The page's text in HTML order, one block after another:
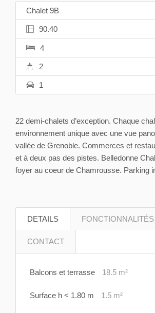
Chalet 9B
90.40
4
2
1
22 demi-chalets d’exception. Chaque
environnement unique avec une vue
vallée de Grenoble. Commerces et
et à deux pas des pistes. Belledonne
foyer au coeur de Chamrousse. Parking
DETAILS FONCTIONNALITÉS
CONTACT
Balcons et terrasse 18.5 m²
Surface h < 1.80 m 1.5 m²